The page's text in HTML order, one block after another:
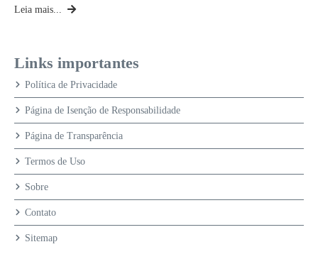
Leia mais...
Links importantes
Política de Privacidade
Página de Isenção de Responsabilidade
Página de Transparência
Termos de Uso
Sobre
Contato
Sitemap